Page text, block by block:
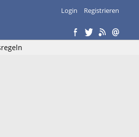
Login Registrieren